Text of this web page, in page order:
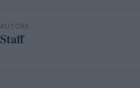
AUTORE
Staff